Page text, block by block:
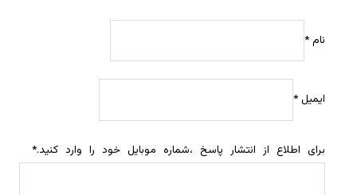
نام*
ایمیل*
برای اطلاع از انتشار پاسخ ،شماره موبایل خود را وارد کنید.*